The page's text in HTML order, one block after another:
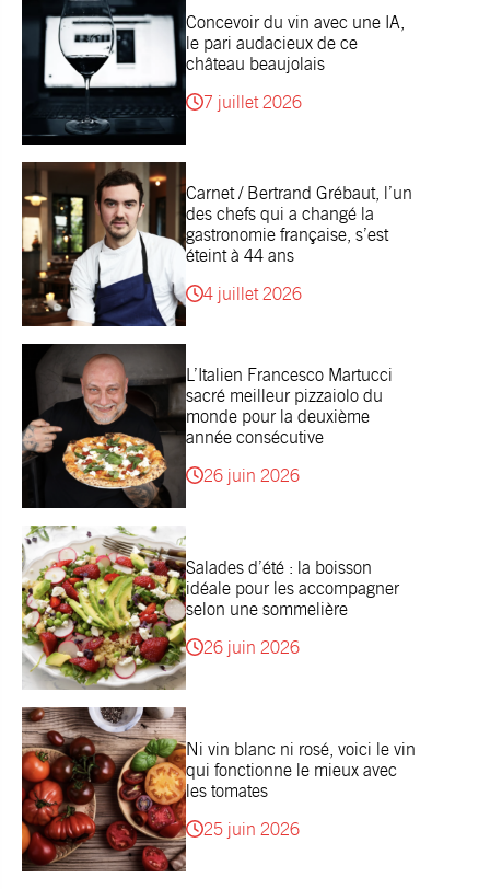
Concevoir du vin avec une IA,
le pari audacieux de ce
château beaujolais
7 juillet 2026
Carnet / Bertrand Grébaut, l’un
des chefs qui a changé la
gastronomie française, s’est
éteint à 44 ans
4 juillet 2026
L’Italien Francesco Martucci
sacré meilleur pizzaiolo du
monde pour la deuxième
année consécutive
26 juin 2026
Salades d’été : la boisson
idéale pour les accompagner
selon une sommelière
26 juin 2026
Ni vin blanc ni rosé, voici le vin
qui fonctionne le mieux avec
les tomates
25 juin 2026